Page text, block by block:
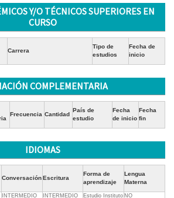
Y/O TÉCNICOS SUPERIORES EN
CURSO
Carrera
Tipo de
estudios
Fecha de
inicio
COMPLEMENTARIA
Frecuencia Cantidad
País de
estudio
Fecha
de inicio
Fecha
fin
IDIOMAS
ConversaciónEscritura
Forma de
aprendizaje
Lengua
Materna
INTERMEDIO INTERMEDIO Estudio Instituto NO